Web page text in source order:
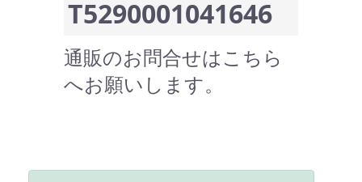
T5290001041646
通販のお問合せはこちら
へお願いします。